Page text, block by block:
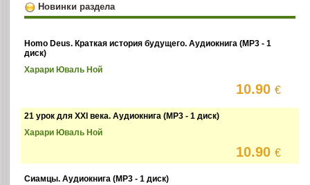
Новинки раздела
Homo Deus. Краткая история будущего. Аудиокнига (MP3 - 1
диск)
Харари Юваль Ной
10.90€
21 урок для XXI века. Аудиокнига (MP3 - 1 диск)
Харари Юваль Ной
10.90€
Сиамцы. Аудиокнига (MP3 - 1 диск)